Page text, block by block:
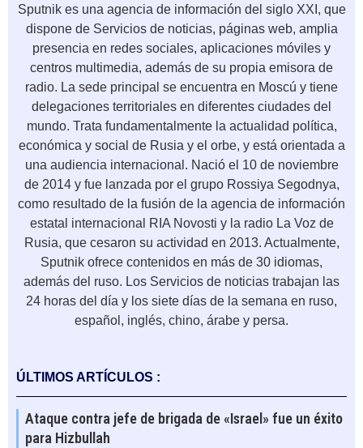
Sputnik es una agencia de información del siglo XXI, que
dispone de Servicios de noticias, páginas web, amplia
presencia en redes sociales, aplicaciones móviles y
centros multimedia, además de su propia emisora de
radio. La sede principal se encuentra en Moscú y tiene
delegaciones territoriales en diferentes ciudades del
mundo. Trata fundamentalmente la actualidad política,
económica y social de Rusia y el orbe, y está orientada a
una audiencia internacional. Nació el 10 de noviembre
de 2014 y fue lanzada por el grupo Rossiya Segodnya,
como resultado de la fusión de la agencia de información
estatal internacional RIA Novosti y la radio La Voz de
Rusia, que cesaron su actividad en 2013. Actualmente,
Sputnik ofrece contenidos en más de 30 idiomas,
además del ruso. Los Servicios de noticias trabajan las
24 horas del día y los siete días de la semana en ruso,
español, inglés, chino, árabe y persa.
ÚLTIMOS ARTÍCULOS :
Ataque contra jefe de brigada de «Israel» fue un éxito
para Hizbullah